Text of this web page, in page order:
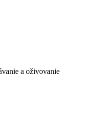
a oživovanie